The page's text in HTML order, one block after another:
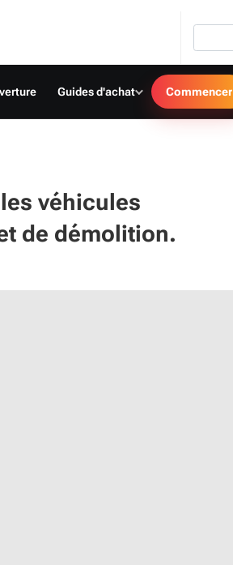
Guides d'achat Commencer
véhicules
de démolition.